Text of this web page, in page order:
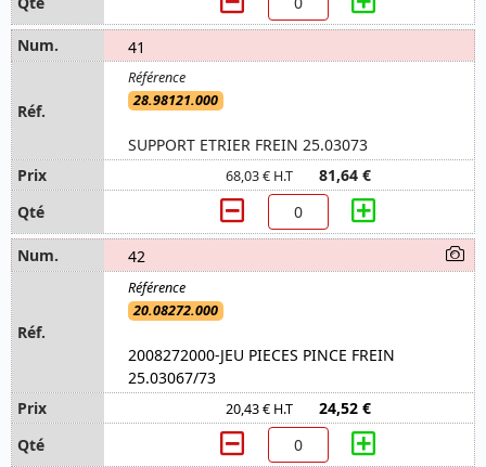
41
28.98121.000
SUPPORT ETRIER FREIN 25.03073
68,03 € H.T 81,64 €
42
20.08272.000
2008272000-JEU PIECES PINCE FREIN
25.03067/73
20,43 € H.T 24,52 €